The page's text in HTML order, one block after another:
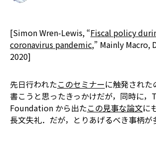
[Simon Wren-Lewis, “Fiscal policy
coronavirus pandemic,” Mainly Macro,
2020]
先日行われたこのセミナーに触発された
書こうと思ったきっかけだが，同時に
Foundation から出たこの見事な論文に
長文失礼．だが，とりあげるべき事柄が